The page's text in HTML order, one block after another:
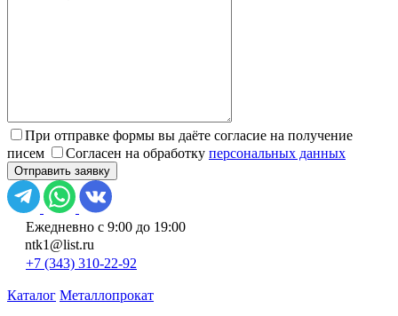
При отправке формы вы даёте согласие на получение
писем
Согласен на обработку персональных данных
Ежедневно с 9:00 до 19:00
ntk1@list.ru
+7 (343) 310-22-92
Каталог Металлопрокат